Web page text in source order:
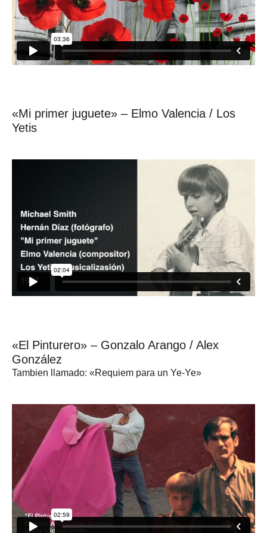
«Mi primer juguete» – Elmo Valencia / Los
Yetis
«El Pinturero» – Gonzalo Arango / Alex
González
Tambien llamado: «Requiem para un Ye-Ye»